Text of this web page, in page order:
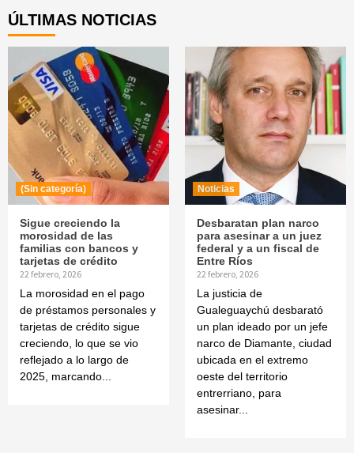
ÚLTIMAS NOTICIAS
(Sin categoría)
Sigue creciendo la
morosidad de las
familias con bancos y
tarjetas de crédito
22 febrero, 2026
La morosidad en el pago
de préstamos personales y
tarjetas de crédito sigue
creciendo, lo que se vio
reflejado a lo largo de
2025, marcando...
Noticias
Desbaratan plan narco
para asesinar a un juez
federal y a un fiscal de
Entre Ríos
22 febrero, 2026
La justicia de
Gualeguaychú desbarató
un plan ideado por un jefe
narco de Diamante, ciudad
ubicada en el extremo
oeste del territorio
entrerriano, para
asesinar...